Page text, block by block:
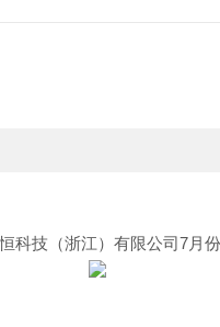
科技（浙江）有限公司7月